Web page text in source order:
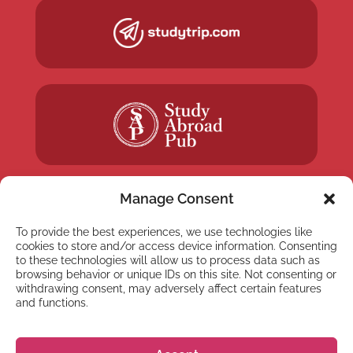
Manage Consent
To provide the best experiences, we use technologies like
cookies to store and/or access device information. Consenting
to these technologies will allow us to process data such as
browsing behavior or unique IDs on this site. Not consenting or
withdrawing consent, may adversely affect certain features
and functions.
NYHETSBREV
Anmäl dig till vårt
nyhetsbrev